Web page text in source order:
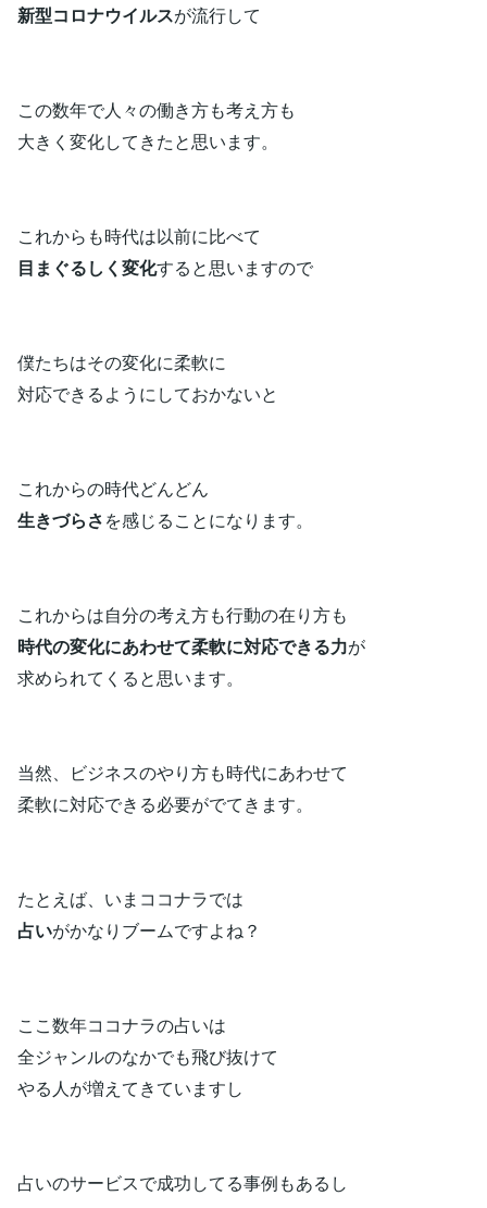
新型コロナウイルスが流行して
この数年で人々の働き方も考え方も
大きく変化してきたと思います。
これからも時代は以前に比べて
目まぐるしく変化すると思いますので
僕たちはその変化に柔軟に
対応できるようにしておかないと
これからの時代どんどん
生きづらさを感じることになります。
これからは自分の考え方も行動の在り方も
時代の変化にあわせて柔軟に対応できる力が
求められてくると思います。
当然、ビジネスのやり方も時代にあわせて
柔軟に対応できる必要がでてきます。
たとえば、いまココナラでは
占いがかなりブームですよね？
ここ数年ココナラの占いは
全ジャンルのなかでも飛び抜けて
やる人が増えてきていますし
占いのサービスで成功してる事例もあるし